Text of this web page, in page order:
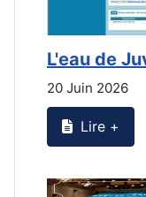
L'eau de
20 Juin 2026
Lire +